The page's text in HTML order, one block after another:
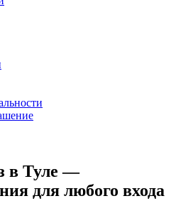
в Туле —
для любого входа